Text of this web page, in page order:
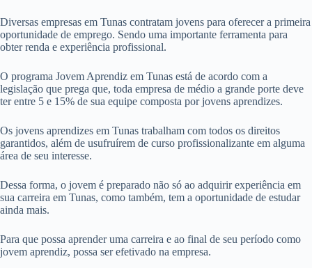
Diversas empresas em Tunas contratam jovens para oferecer a primeira
oportunidade de emprego. Sendo uma importante ferramenta para
obter renda e experiência profissional.
O programa Jovem Aprendiz em Tunas está de acordo com a
legislação que prega que, toda empresa de médio a grande porte deve
ter entre 5 e 15% de sua equipe composta por jovens aprendizes.
Os jovens aprendizes em Tunas trabalham com todos os direitos
garantidos, além de usufruírem de curso profissionalizante em alguma
área de seu interesse.
Dessa forma, o jovem é preparado não só ao adquirir experiência em
sua carreira em Tunas, como também, tem a oportunidade de estudar
ainda mais.
Para que possa aprender uma carreira e ao final de seu período como
jovem aprendiz, possa ser efetivado na empresa.